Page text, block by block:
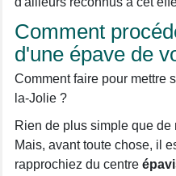
Comment
d'une épave de
Comment faire pour mettre
la-Jolie ?
Rien de plus simple que de
Mais, avant toute chose, il
rapprochiez du centre